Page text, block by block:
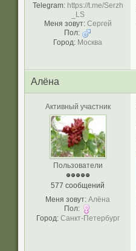
Telegram: https://t.me/Serzh
_LS
Меня зовут: Сергей
Пол:
Город: Москва
Алёна
Активный участник
Пользователи
577 сообщений
Меня зовут: Алёна
Пол:
Город: Санкт-Петербург